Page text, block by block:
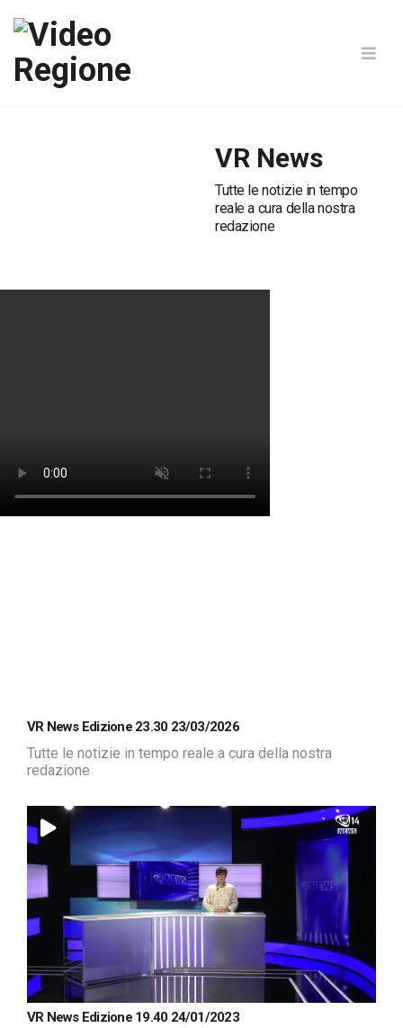
VR News
Tutte le notizie in tempo
reale a cura della nostra
redazione
VR News Edizione 23.30 23/03/2026
Tutte le notizie in tempo reale a cura della nostra
redazione
VR News Edizione 19.40 24/01/2023